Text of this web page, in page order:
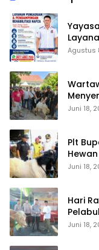
Agustus
Juni 18,
Plt
Juni 18,
Hari
Juni 18,